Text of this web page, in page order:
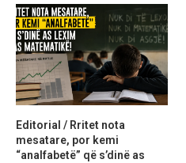
Editorial / Rritet nota
mesatare, por kemi
“analfabetë” që s’dinë as